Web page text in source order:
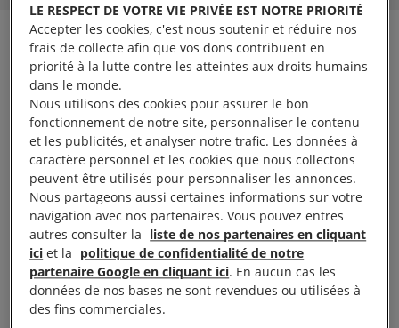
Le Bélarus est le dernier pays en Europe à
pratiquer encore la peine de mort.
Dans ce pays, les exécutions se font par balle,
derrière la tête. Ces exécutions se déroulent à huis
clos et font suite à des procès qui souvent ne
respectent pas les normes internationales en
matière d’équité.
Les prisonniers, leurs familles ou leurs avocats sont
rarement informés dans un délai raisonnable de
l’imminence de l’exécution, et les autorités refusent
LE RESPECT DE VOTRE VIE PRIVÉE EST NOTRE PRIORITÉ
Accepter les cookies, c'est nous soutenir et réduire nos
frais de collecte afin que vos dons contribuent en
priorité à la lutte contre les atteintes aux droits humains
dans le monde.
Nous utilisons des cookies pour assurer le bon
fonctionnement de notre site, personnaliser le contenu
et les publicités, et analyser notre trafic. Les données à
caractère personnel et les cookies que nous collectons
peuvent être utilisés pour personnaliser les annonces.
Nous partageons aussi certaines informations sur votre
navigation avec nos partenaires. Vous pouvez entres
autres consulter la liste de nos partenaires en cliquant
ici et la politique de confidentialité de notre
partenaire Google en cliquant ici. En aucun cas les
données de nos bases ne sont revendues ou utilisées à
des fins commerciales.